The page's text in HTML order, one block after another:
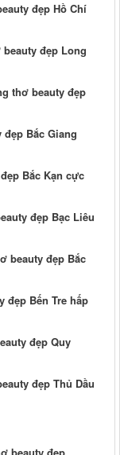
đẹp Hồ Chí
đẹp Long
thơ beauty đẹp
Bắc Giang
Bắc Kạn cực
đẹp Bạc Liêu
beauty đẹp Bắc
đẹp Bến Tre hấp
đẹp Quy
đẹp Thủ Dầu